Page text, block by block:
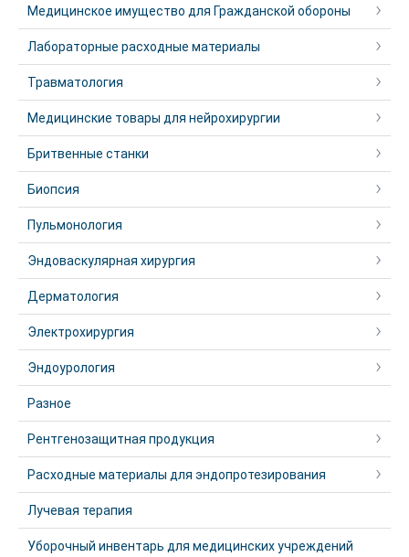
Медицинское имущество для Гражданской обороны
Лабораторные расходные материалы
Травматология
Медицинские товары для нейрохирургии
Бритвенные станки
Биопсия
Пульмонология
Эндоваскулярная хирургия
Дерматология
Электрохирургия
Эндоурология
Разное
Рентгенозащитная продукция
Расходные материалы для эндопротезирования
Лучевая терапия
Уборочный инвентарь для медицинских учреждений